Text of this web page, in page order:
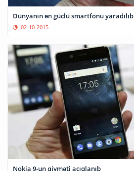
Dünyanın ən güclü smartfonu yaradılıb
02-10-2015
Nokia 9-un qiyməti açıqlanıb